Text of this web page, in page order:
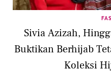
Sivia Azizah,
Buktikan Berhijab
Koleksi